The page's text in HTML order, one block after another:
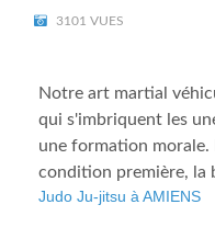
3101 VUES
Notre art martial
qui s'imbriquent les
une formation morale.
condition première, la
Judo Ju-jitsu à AMIENS